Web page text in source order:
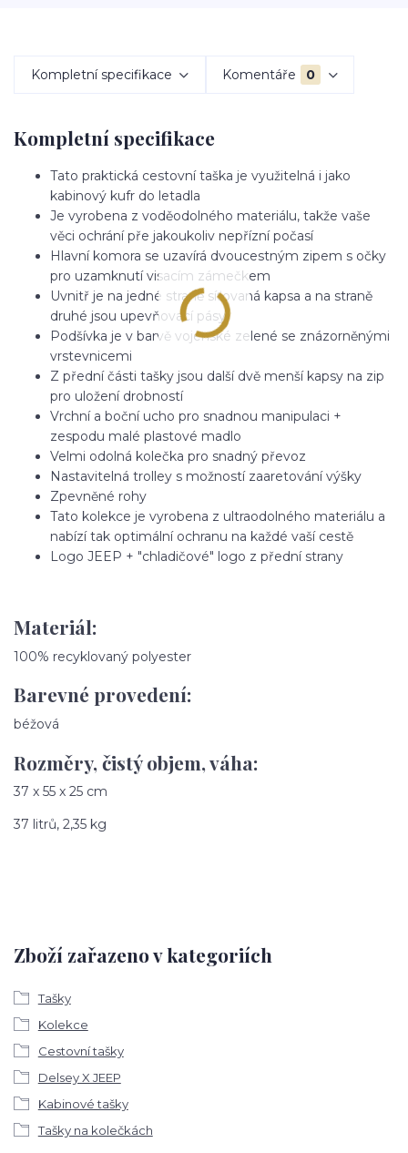
Kompletní specifikace Komentáře 0
Kompletní specifikace
Tato praktická cestovní taška je využitelná i jako
kabinový kufr do letadla
Je vyrobena z voděodolného materiálu, takže vaše
věci ochrání pře jakoukoliv nepřízní počasí
Hlavní komora se uzavírá dvoucestným zipem s očky
pro uzamknutí visacím zámečkem
Uvnitř je na jedné straně síťovaná kapsa a na straně
druhé jsou upevňovací pásy
Podšívka je v barvě vojenské zelené se znázorněnými
vrstevnicemi
Z přední části tašky jsou další dvě menší kapsy na zip
pro uložení drobností
Vrchní a boční ucho pro snadnou manipulaci +
zespodu malé plastové madlo
Velmi odolná kolečka pro snadný převoz
Nastavitelná trolley s možností zaaretování výšky
Zpevněné rohy
Tato kolekce je vyrobena z ultraodolného materiálu a
nabízí tak optimální ochranu na každé vaší cestě
Logo JEEP + "chladičové" logo z přední strany
Materiál:
100% recyklovaný polyester
Barevné provedení:
béžová
Rozměry, čistý objem, váha:
37 x 55 x 25 cm
37 litrů, 2,35 kg
Zboží zařazeno v kategoriích
Tašky
Kolekce
Cestovní tašky
Delsey X JEEP
Kabinové tašky
Tašky na kolečkách